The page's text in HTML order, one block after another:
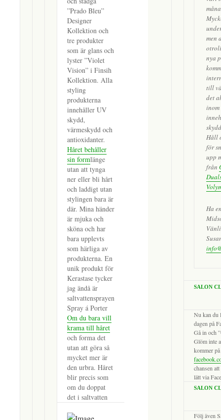
”Prado Bleu”
Designer
Kollektion och
tre produkter
som är glans och
lyster ”Violet
Vision” i Finsih
Kollektion. Alla
styling
produkterna
innehåller UV
skydd,
värmeskydd och
antioxidanter.
Håret behåller
sin formlänge
utan att tynga
ner eller bli hårt
och laddigt utan
stylingen bara är
där. Mina händer
är mjuka och
sköna och har
bara upplevts
som härliga av
produkterna. En
unik produkt för
Kerastase tycker
jag ändå är
saltvattensprayen
Spray á Porter
Om du bara vill
krama till håret
och forma det
utan att göra så
mycket mer är
den urbra. Håret
blir precis som
om du doppat
det i saltvatten
men
nya
till
det
Håll
för
upp
från
Ha
SALON
Nu kan du
dagen på
Gå in och
Glöm inte
kommer
chansen
lätt via
SALON
Följ även